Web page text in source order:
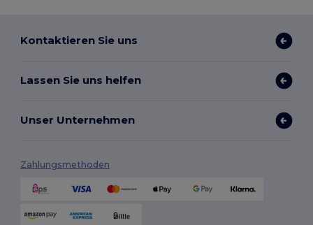
Kontaktieren Sie uns
Lassen Sie uns helfen
Unser Unternehmen
Zahlungsmethoden